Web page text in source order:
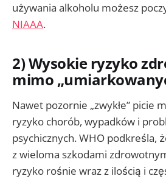
używania alkoholu możesz
NIAAA.
2) Wysokie ryzyko
mimo
Nawet pozornie „zwykłe” picie
ryzyko chorób, wypadków i
psychicznych. WHO podkreśla,
z wieloma szkodami
ryzyko rośnie wraz z ilością i